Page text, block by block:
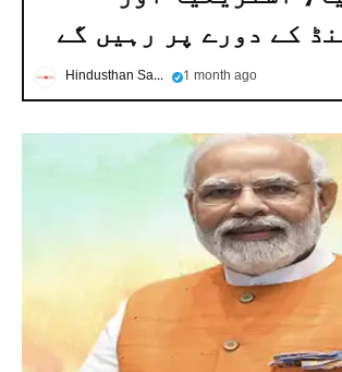
کے دورے پر رہیں گے
Hindusthan Samachar 1 month ago